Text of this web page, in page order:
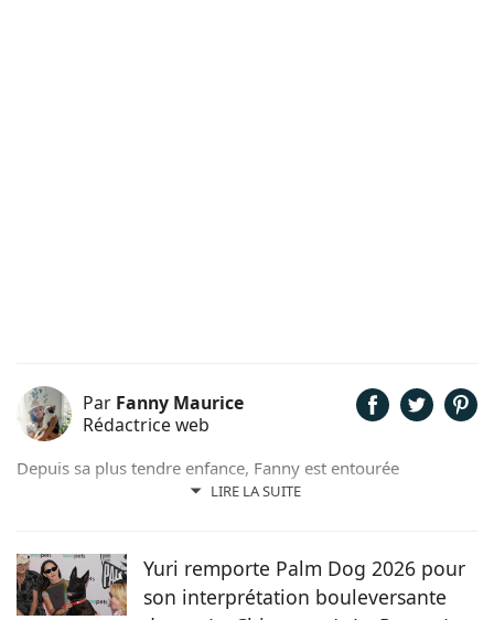
Par Fanny Maurice
Rédactrice web
LIRE LA SUITE
Depuis sa plus tendre enfance, Fanny est entourée
d'animaux. Elle partage son quotidien avec un chat nommé
magazine Chien.fr pour partager sa passion des animaux au
plus grand nombre.
Yuri remporte Palm Dog 2026 pour
son interprétation bouleversante